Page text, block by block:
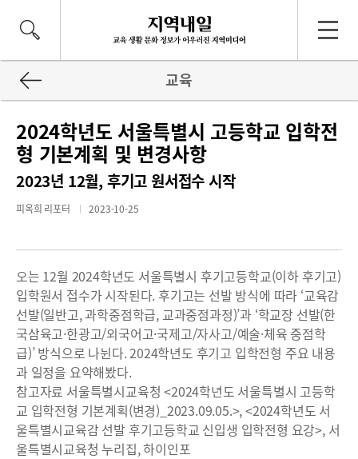
교육
2024학년도 서울특별시 고등학교 입학전
형 기본계획 및 변경사항
2023년 12월, 후기고 원서접수 시작
피옥희 리포터 2023-10-25
오는 12월 2024학년도 서울특별시 후기고등학교(이하 후기고)
입학원서 접수가 시작된다. 후기고는 선발 방식에 따라 ‘교육감
선발(일반고, 과학중점학급, 교과중점과정)’과 ‘학교장 선발(한
국삼육고·한광고/외국어고·국제고/자사고/예술·체육 중점학
급)’ 방식으로 나뉜다. 2024학년도 후기고 입학전형 주요 내용
과 일정을 요약해봤다.
참고자료 서울특별시교육청 <2024학년도 서울특별시 고등학
교 입학전형 기본계획(변경)_2023.09.05.>, <2024학년도 서
울특별시교육감 선발 후기고등학교 신입생 입학전형 요강>, 서
울특별시교육청 누리집, 하이인포